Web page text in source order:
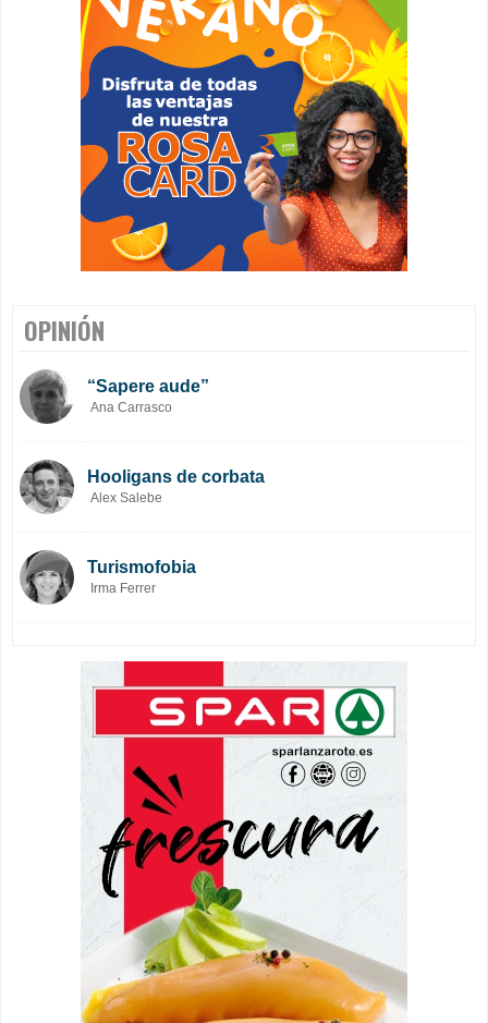
OPINIÓN
“Sapere aude”
Ana Carrasco
Hooligans de corbata
Alex Salebe
Turismofobia
Irma Ferrer